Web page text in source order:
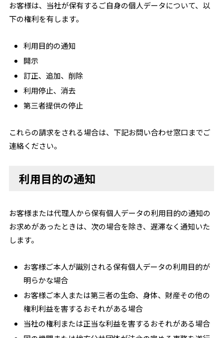
お客様は、当社が保有するご自身の個人データについて、以
下の権利を有します。
利用目的の通知
開示
訂正、追加、削除
利用停止、消去
第三者提供の停止
これらの請求をされる場合は、下記お問い合わせ窓口までご
連絡ください。
利用目的の通知
お客様または代理人から保有個人データの利用目的の通知の
お求めがあったときは、次の場合を除き、遅滞なく通知いた
します。
お客様ご本人が識別される保有個人データの利用目的が
明らかな場合
お客様ご本人または第三者の生命、身体、財産その他の
権利利益を害するおそれがある場合
当社の権利または正当な利益を害するおそれがある場合